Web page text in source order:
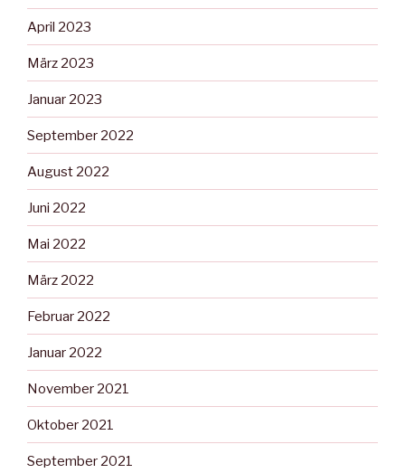
April 2023
März 2023
Januar 2023
September 2022
August 2022
Juni 2022
Mai 2022
März 2022
Februar 2022
Januar 2022
November 2021
Oktober 2021
September 2021